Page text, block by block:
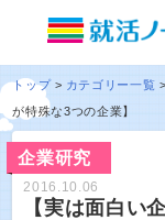
トップ カテゴリー一覧
が特殊な3つの企業】
企業研究
2016.10.06
【実は面白い